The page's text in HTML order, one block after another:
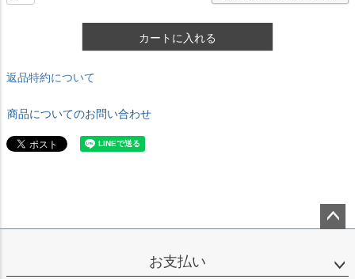
カートに入れる
返品特約について
商品についてのお問い合わせ
ップ
お支払い